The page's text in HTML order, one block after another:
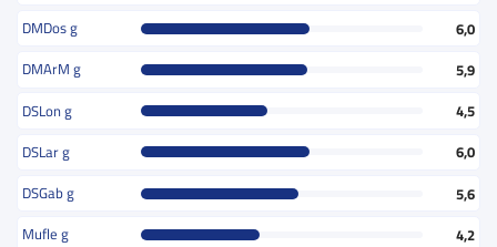
DMDos g
6,0
DMArM g
5,9
DSLon g
4,5
DSLar g
6,0
DSGab g
5,6
Mufle g
4,2